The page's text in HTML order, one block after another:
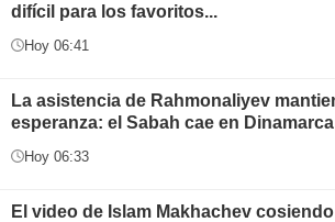
difícil para los favoritos...
Hoy 06:41
La asistencia de Rahmonaliyev
esperanza: el Sabah cae en Dinamarca
Hoy 06:33
El video de Islam Makhachev